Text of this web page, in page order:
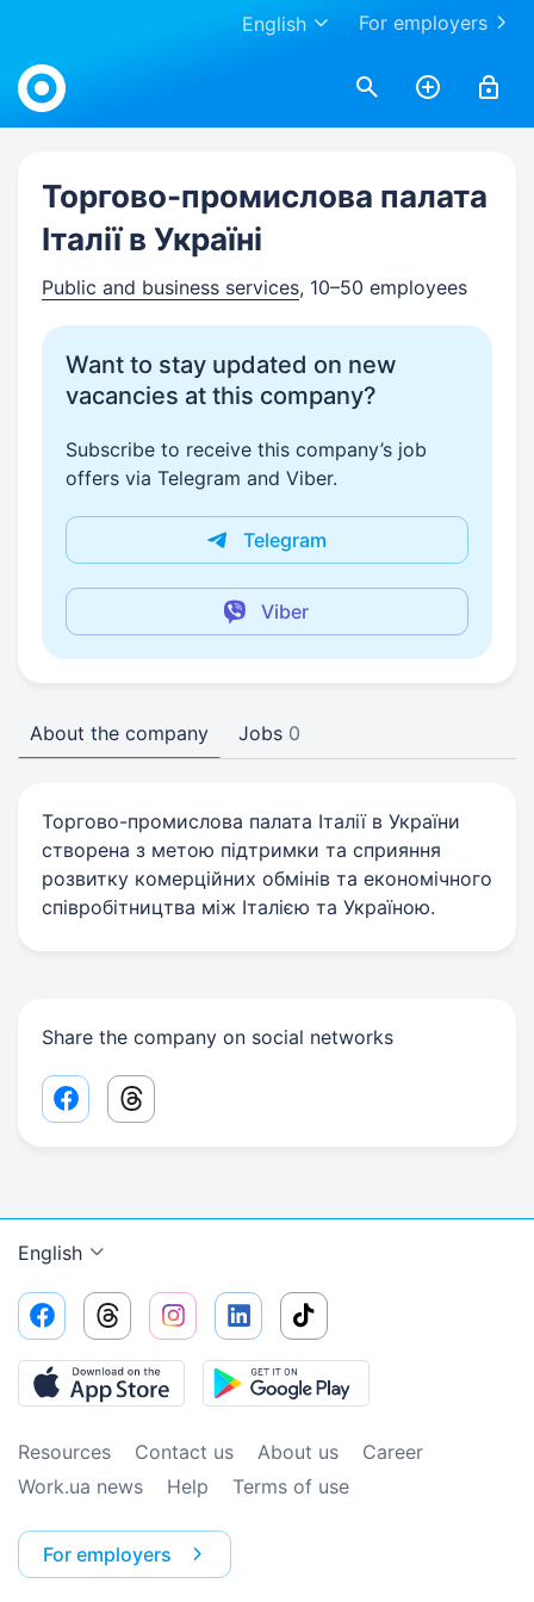
For employers
English
Work.ua
Торгово-промислова палата
Італії в Україні
Public and business services, 10–50 employees
Want to stay updated on new
vacancies at this company?
Subscribe to receive this company’s job
offers via Telegram and Viber.
Telegram
Viber
About the company Jobs 0
Торгово-промислова палата Італії в України
створена з метою підтримки та сприяння
розвитку комерційних обмінів та економічного
співробітництва між Італією та Україною.
Share the company on social networks
Facebook share link
Threads share link
English
Resources Contact us About us
Сareer
Work.ua news
Help Terms of use
For employers